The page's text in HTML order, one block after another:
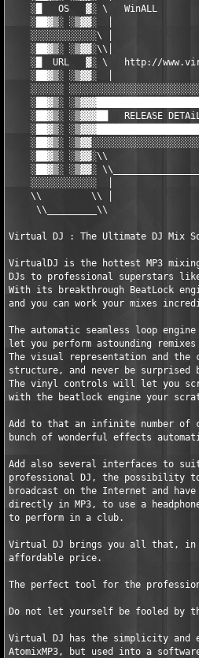
░█   OS   ▓░ \   WinALL
░██▓▒░ ░▒▓▓░  │
    ░░░░░░░░░░░░\ │
    ░██▓▒░ ░▒▓▓░\\│
░█  URL   ▓░ \   http://
    ░██▓▒░ ░▒▓▓░  │
░░░░░░
░██▓▒░
░██▓▒░ ░▒▓▓▓██   RELEASE
░██▓▒░
░██▓▒░
░██▓▒░ ░▒▓▓░\\
░██▓▒░ ░▒▓▓░
    ░░░░░░░░░░░░  │
    \\         \\ │
     \\_________\\
Virtual DJ : The Ultimate DJ Mix
VirtualDJ is the hottest MP3
DJs to professional superstars
With its breakthrough BeatLock
and you can work your mixes
The automatic seamless loop
let you perform astounding
The visual representation and
structure, and never be surprised
The vinyl controls will let you
with the beatlock engine your
Add to that an infinite number of
bunch of wonderful effects
Add also several interfaces to
professional DJ, the possibility to
broadcast on the Internet and
directly in MP3, to use a
to perform in a club.
Virtual DJ brings you all that, in
affordable price.
The perfect tool for the
Do not let yourself be fooled by
Virtual DJ has the simplicity and
AtomixMP3, but used into a